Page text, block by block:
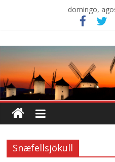
domingo,
Snæfellsjökull